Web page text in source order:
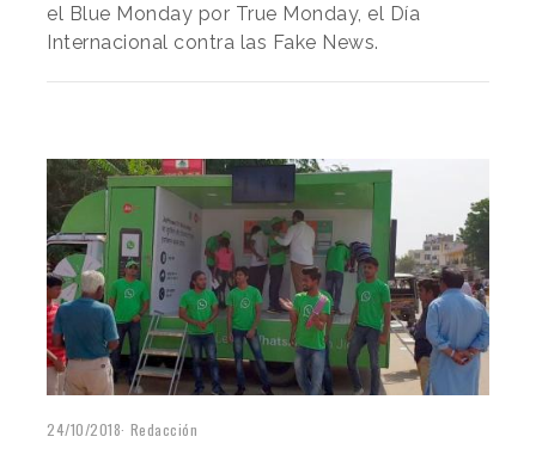
el Blue Monday por True Monday, el Día
Internacional contra las Fake News.
24/10/2018 Redacción